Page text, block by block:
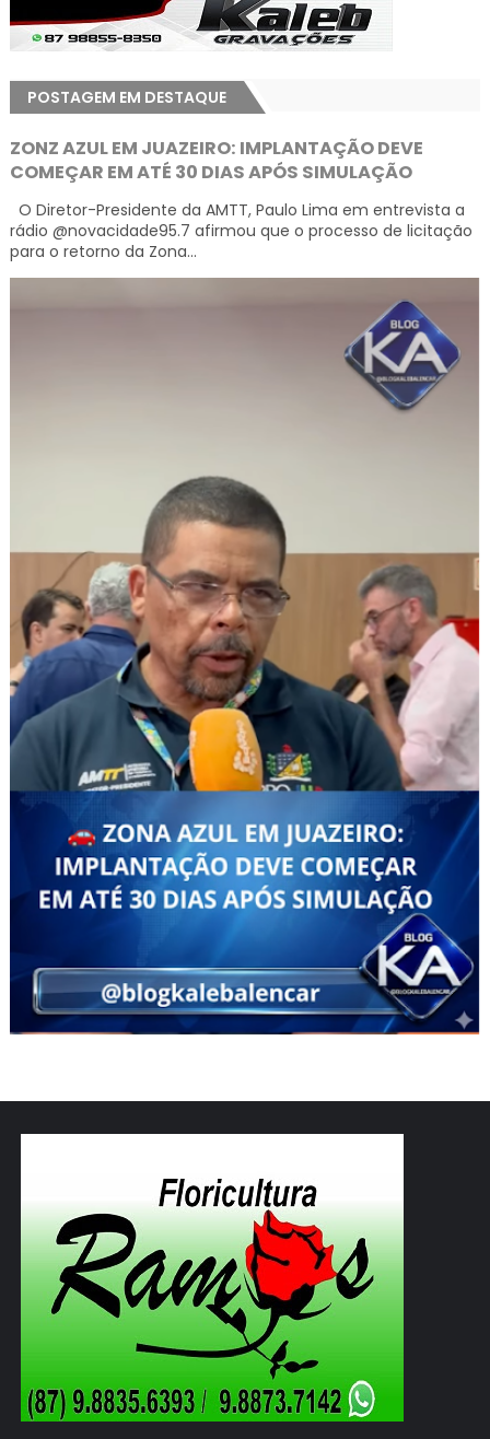
POSTAGEM EM DESTAQUE
ZONZ AZUL EM JUAZEIRO: IMPLANTAÇÃO DEVE
COMEÇAR EM ATÉ 30 DIAS APÓS SIMULAÇÃO
O Diretor-Presidente da AMTT, Paulo Lima em entrevista a
rádio @novacidade95.7 afirmou que o processo de licitação
para o retorno da Zona...